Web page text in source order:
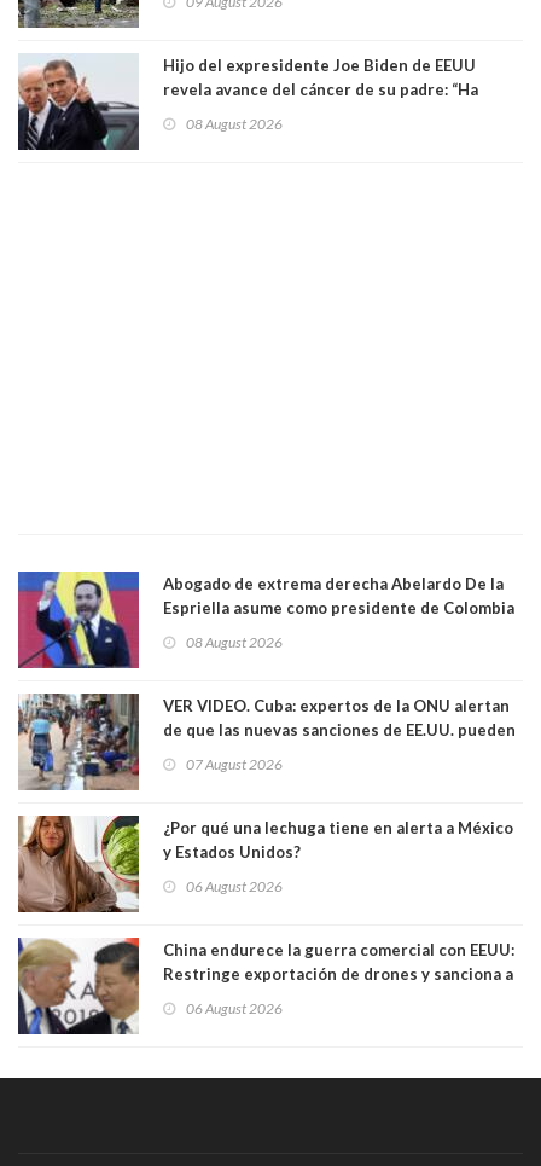
Hijo del expresidente Joe Biden de EEUU
revela avance del cáncer de su padre: “Ha
08 August 2026
Abogado de extrema derecha Abelardo De la
Espriella asume como presidente de Colombia
08 August 2026
VER VIDEO. Cuba: expertos de la ONU alertan
de que las nuevas sanciones de EE.UU. pueden
07 August 2026
¿Por qué una lechuga tiene en alerta a México
y Estados Unidos?
06 August 2026
China endurece la guerra comercial con EEUU:
Restringe exportación de drones y sanciona a
06 August 2026